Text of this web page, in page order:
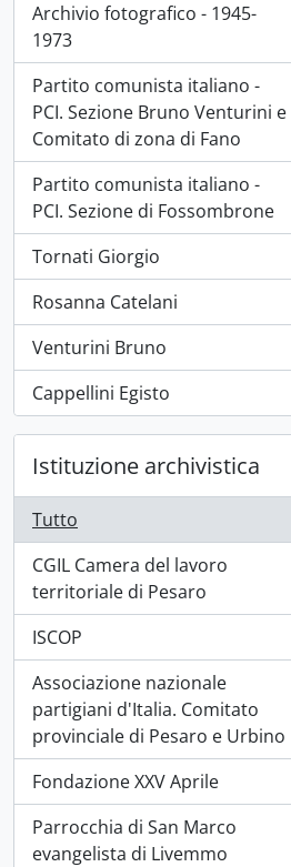
Archivio fotografico - 1945-
1973
, 297 risultati
Partito comunista italiano -
PCI. Sezione Bruno Venturini e
Comitato di zona di Fano
, 283 risultati
Partito comunista italiano -
PCI. Sezione di Fossombrone
, 211 risultati
Tornati Giorgio
, 113 risultati
Rosanna Catelani
, 98 risultati
Venturini Bruno
, 49 risultati
Cappellini Egisto
, 29 risultati
Istituzione archivistica
Tutto
CGIL Camera del lavoro
territoriale di Pesaro
, 1604 risultati
ISCOP
, 808 risultati
Associazione nazionale
partigiani d'Italia. Comitato
provinciale di Pesaro e Urbino
, 437 risultati
Fondazione XXV Aprile
, 30 risultati
Parrocchia di San Marco
evangelista di Livemmo
, 18 risultati